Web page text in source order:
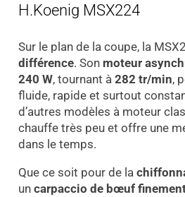
H.Koenig MSX224
Sur le plan de la coupe, la
différence. Son moteur
240 W, tournant à 282 tr/min,
fluide, rapide et surtout
d’autres modèles à moteur
chauffe très peu et offre une
dans le temps.
Que ce soit pour de la
un carpaccio de bœuf